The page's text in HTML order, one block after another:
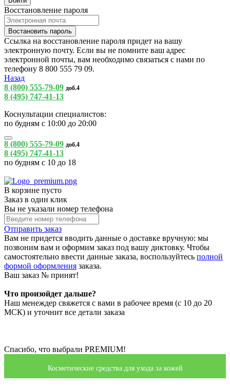
Восстановление пароля
Ссылка на восстановление пароля придет на вашу
электронную почту. Если вы не помните ваш адрес
электронной почты, вам необходимо связаться с нами по
телефону 8 800 555 79 09.
Назад
8 (800) 555-79-09 доб.4
8 (495) 747-41-13
Коснультации специалистов:
по будням с 10:00 до 20:00
8 (800) 555-79-09 доб.4
8 (495) 747-41-13
по будням с 10 до 18
В корзине пусто
Заказ в один клик
Вы не указали номер телефона
Отправить заказ
Вам не придется вводить данные о доставке вручную: мы
позвоним вам и оформим заказ под вашу диктовку. Чтобы
самостоятельно ввести данные заказа, воспользуйтесь полной
формой оформления заказа.
Ваш заказ № принят!
Что произойдет дальше?
Наш менеждер свяжется с вами в рабочее время (с 10 до 20
МСК) и уточнит все детали заказа
Спасибо, что выбрали PREMIUM!
Косметические средства для ухода за кожей